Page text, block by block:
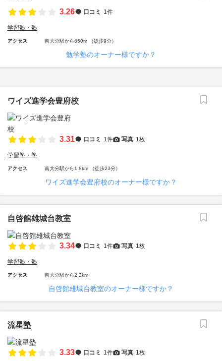
3.26
口コミ 1件
学習塾・塾
アクセス 南大分駅から650m （徒歩9分）
勉学塾のオーナー様ですか？
ワイズ進学会豊府校
3.31 口コミ 1件 写真 1枚
学習塾・塾
アクセス 南大分駅から1.8km （徒歩23分）
ワイズ進学会豊府校のオーナー様ですか？
自啓館雄城台教室
3.34 口コミ 1件 写真 1枚
学習塾・塾
アクセス 南大分駅から2.2km
自啓館雄城台教室のオーナー様ですか？
流星塾
3.33 口コミ 1件 写真 1枚